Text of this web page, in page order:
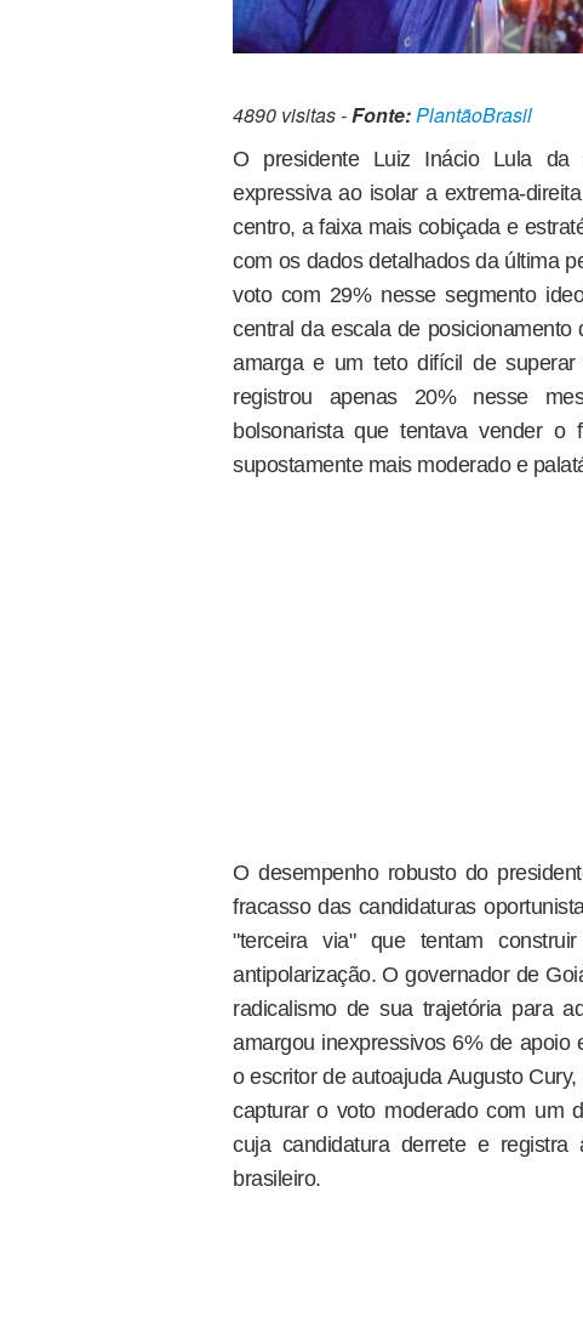
4890 visitas -Fonte:PlantãoBrasil
O presidente Luiz Inácio Lula da
expressiva ao isolar a extrema-
centro, a faixa mais cobiçada e
com os dados detalhados da última
voto com 29% nesse segmento
central da escala de
amarga e um teto difícil de
registrou apenas 20% nesse
bolsonarista que tentava vender
supostamente mais moderado e
O desempenho robusto do
fracasso das candidaturas
"terceira via" que tentam
antipolarização. O governador de
radicalismo de sua trajetória para
amargou inexpressivos 6% de apoio
o escritor de autoajuda Augusto
capturar o voto moderado com um
cuja candidatura derrete e
brasileiro.